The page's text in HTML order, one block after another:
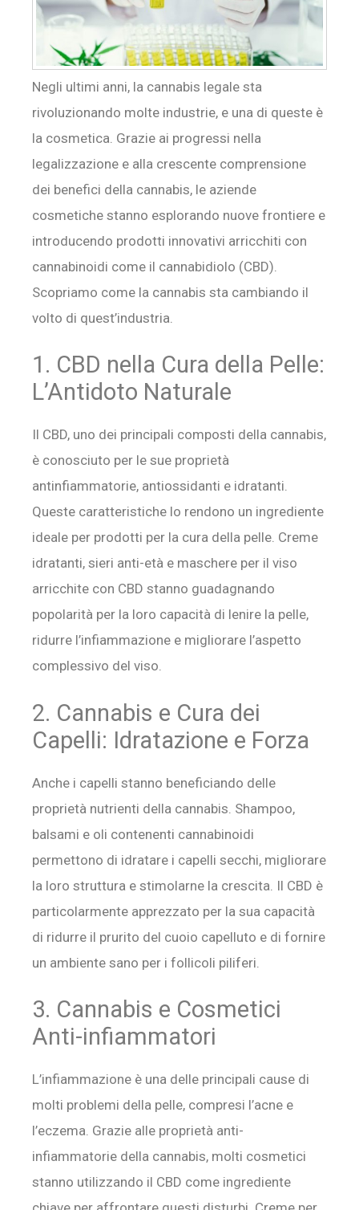
Negli ultimi anni, la cannabis legale sta
rivoluzionando molte industrie, e una di queste è
la cosmetica. Grazie ai progressi nella
legalizzazione e alla crescente comprensione
dei benefici della cannabis, le aziende
cosmetiche stanno esplorando nuove frontiere e
introducendo prodotti innovativi arricchiti con
cannabinoidi come il cannabidiolo (CBD).
Scopriamo come la cannabis sta cambiando il
volto di quest’industria.
1. CBD nella Cura della Pelle:
L’Antidoto Naturale
Il CBD, uno dei principali composti della cannabis,
è conosciuto per le sue proprietà
antinfiammatorie, antiossidanti e idratanti.
Queste caratteristiche lo rendono un ingrediente
ideale per prodotti per la cura della pelle. Creme
idratanti, sieri anti-età e maschere per il viso
arricchite con CBD stanno guadagnando
popolarità per la loro capacità di lenire la pelle,
ridurre l’infiammazione e migliorare l’aspetto
complessivo del viso.
2. Cannabis e Cura dei
Capelli: Idratazione e Forza
Anche i capelli stanno beneficiando delle
proprietà nutrienti della cannabis. Shampoo,
balsami e oli contenenti cannabinoidi
permettono di idratare i capelli secchi, migliorare
la loro struttura e stimolarne la crescita. Il CBD è
particolarmente apprezzato per la sua capacità
di ridurre il prurito del cuoio capelluto e di fornire
un ambiente sano per i follicoli piliferi.
3. Cannabis e Cosmetici
Anti-infiammatori
L’infiammazione è una delle principali cause di
molti problemi della pelle, compresi l’acne e
l’eczema. Grazie alle proprietà anti-
infiammatorie della cannabis, molti cosmetici
stanno utilizzando il CBD come ingrediente